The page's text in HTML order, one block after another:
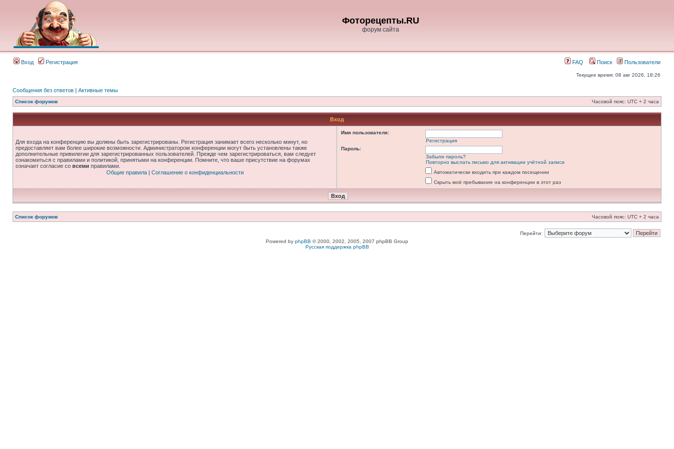
Фоторецепты.RU
форум сайта
Вход Регистрация FAQ Поиск Пользователи
Текущее время: 08 авг 2026, 18:26
Сообщения без ответов | Активные темы
Список форумов Часовой пояс: UTC + 2 часа
Вход
Для входа на конференцию вы должны быть зарегистрированы. Регистрация занимает всего несколько минут, но
предоставляет вам более широкие возможности. Администратором конференции могут быть установлены также
дополнительные привилегии для зарегистрированных пользователей. Прежде чем зарегистрироваться, вам следует
ознакомиться с правилами и политикой, принятыми на конференции. Помните, что ваше присутствие на форумах
означает согласие со всеми правилами.
Общие правила| Соглашение о конфиденциальности
Имя пользователя:
Регистрация
Пароль:
Забыли пароль?
Повторно выслать письмо для активации учётной записи
Автоматически входить при каждом посещении
Скрыть моё пребывание на конференции в этот раз
Список форумов Часовой пояс: UTC + 2 часа
Перейти:
Powered by phpBB © 2000, 2002, 2005, 2007 phpBB Group
Русская поддержка phpBB